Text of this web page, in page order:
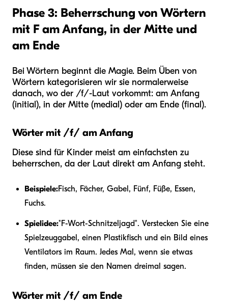
Phase 3: Beherrschung von Wörtern
mit F am Anfang, in der Mitte und
am Ende
Bei Wörtern beginnt die Magie. Beim Üben von
Wörtern kategorisieren wir sie normalerweise
danach, wo der /f/-Laut vorkommt: am Anfang
(initial), in der Mitte (medial) oder am Ende (final).
Wörter mit /f/ am Anfang
Diese sind für Kinder meist am einfachsten zu
beherrschen, da der Laut direkt am Anfang steht.
Beispiele:Fisch, Fächer, Gabel, Fünf, Füße, Essen,
Fuchs.
Spielidee:"F-Wort-Schnitzeljagd". Verstecken Sie eine
Spielzeuggabel, einen Plastikfisch und ein Bild eines
Ventilators im Raum. Jedes Mal, wenn sie etwas
finden, müssen sie den Namen dreimal sagen.
Wörter mit /f/ am Ende